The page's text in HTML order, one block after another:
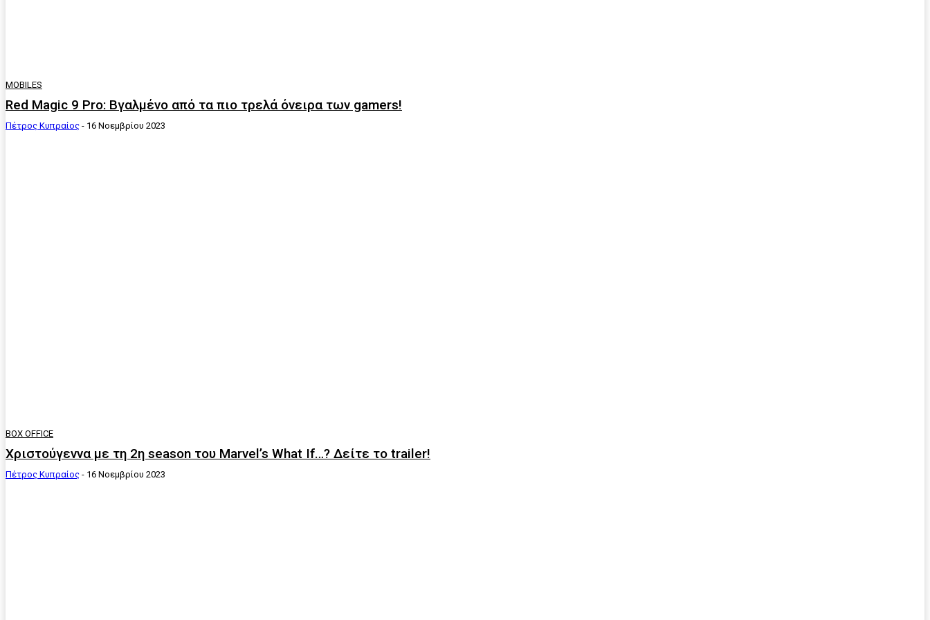
MOBILES
Red Magic 9 Pro: Bγαλμένο από τα πιο τρελά όνειρα των gamers!
Πέτρος Κυπραίος - 16 Νοεμβρίου 2023
BOX OFFICE
Χριστούγεννα με τη 2η season του Marvel’s What If…? Δείτε το trailer!
Πέτρος Κυπραίος - 16 Νοεμβρίου 2023